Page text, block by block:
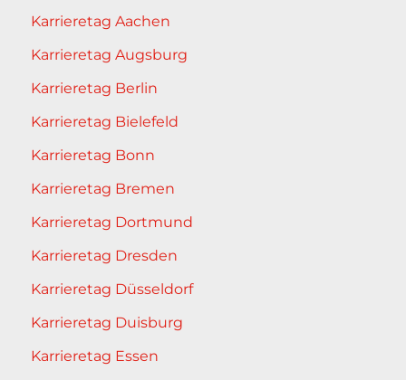
Karrieretag Aachen
Karrieretag Augsburg
Karrieretag Berlin
Karrieretag Bielefeld
Karrieretag Bonn
Karrieretag Bremen
Karrieretag Dortmund
Karrieretag Dresden
Karrieretag Düsseldorf
Karrieretag Duisburg
Karrieretag Essen